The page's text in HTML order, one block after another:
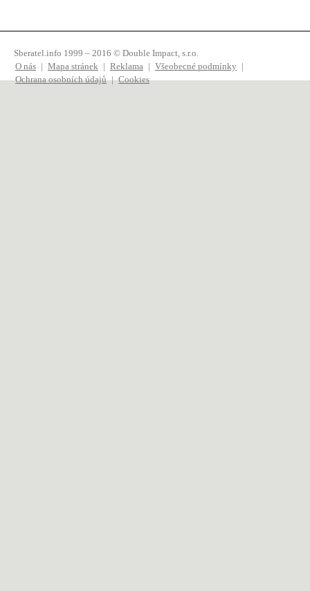
Sberatel.info 1999 – 2016 © Double Impact, s.r.o.
O nás | Mapa stránek | Reklama | Všeobecné podmínky |
Ochrana osobních údajů | Cookies